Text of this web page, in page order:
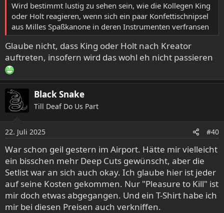
Wird bestimmt lustig zu sehen sein, wie die Kollegen King
oder Holt reagieren, wenn sich ein paar Konfettischnipsel
aus Milles Spaßkanone in deren Instrumenten verfransen
Glaube nicht, dass King oder Holt nach Kreator
auftreten, insofern wird das wohl eh nicht passieren
Black Snake
Till Deaf Do Us Part
22. Juli 2025 #40
War schon geil gestern im Airport. Hätte mir vielleicht
ein bisschen mehr Deep Cuts gewünscht, aber die
Setlist war an sich auch okay. Ich glaube hier ist jeder
auf seine Kosten gekommen. Nur "Pleasure to Kill" ist
mir doch etwas abgegangen. Und ein T-Shirt habe ich
mir bei diesen Preisen auch verkniffen.